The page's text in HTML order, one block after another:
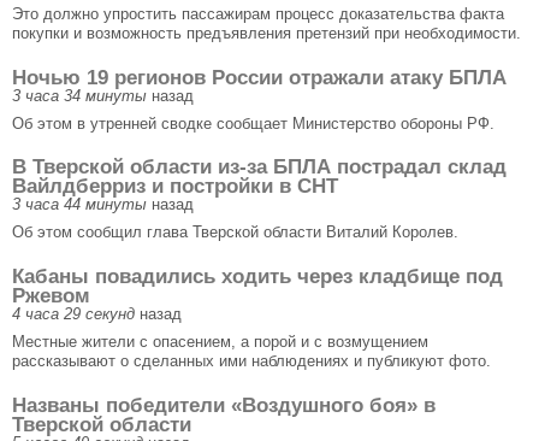
Это должно упростить пассажирам процесс доказательства факта
покупки и возможность предъявления претензий при необходимости.
Ночью 19 регионов России отражали атаку БПЛА
3 часа 34 минуты назад
Об этом в утренней сводке сообщает Министерство обороны РФ.
В Тверской области из-за БПЛА пострадал склад
Вайлдберриз и постройки в СНТ
3 часа 44 минуты назад
Об этом сообщил глава Тверской области Виталий Королев.
Кабаны повадились ходить через кладбище под
Ржевом
4 часа 29 секунд назад
Местные жители с опасением, а порой и с возмущением
рассказывают о сделанных ими наблюдениях и публикуют фото.
Названы победители «Воздушного боя» в
Тверской области